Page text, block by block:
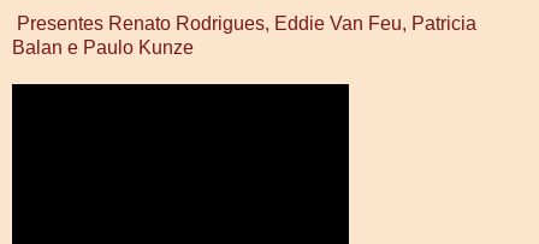
Presentes Renato Rodrigues, Eddie Van Feu, Patricia
Balan e Paulo Kunze